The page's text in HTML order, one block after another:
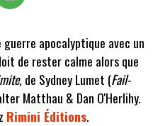
apocalyptique avec un
de rester calme alors que
, de Sydney Lumet (Fail-
Matthau & Dan O'Herlihy.
Rimini Éditions.